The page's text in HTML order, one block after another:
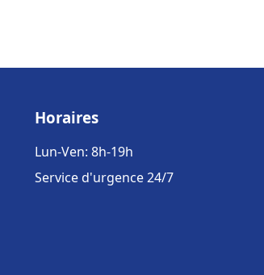
Horaires
Lun-Ven: 8h-19h
Service d'urgence 24/7